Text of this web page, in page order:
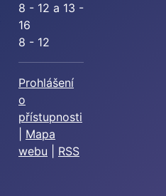
8 - 12 a 13 -
16
8 - 12
Prohlášení
o
přístupnosti
Mapa
webu
RSS